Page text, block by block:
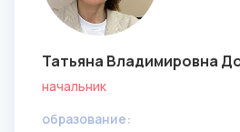
Татьяна Владимировна
начальник
образование: